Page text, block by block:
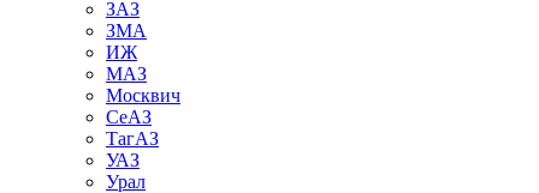
ЗАЗ
ЗМА
ИЖ
МАЗ
Москвич
СеАЗ
ТагАЗ
УАЗ
Урал